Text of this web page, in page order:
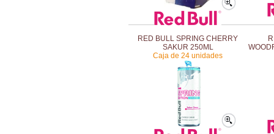
RED BULL SPRING CHERRY
SAKUR 250ML
Caja de 24 unidades